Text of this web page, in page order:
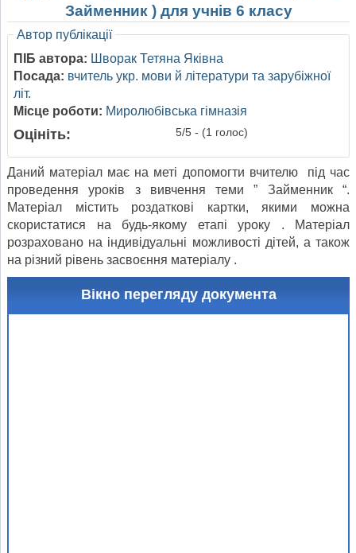
Займенник ) для учнів 6 класу
Автор публікації
ПІБ автора: Шворак Тетяна Яківна
Посада: вчитель укр. мови й літератури та зарубіжної
літ.
Місце роботи: Миролюбівська гімназія
Оцініть: 5/5 - (1 голос)
Даний матеріал має на меті допомогти вчителю під час
проведення уроків з вивчення теми ” Займенник “.
Матеріал містить роздаткові картки, якими можна
скористатися на будь-якому етапі уроку . Матеріал
розраховано на індивідуальні можливості дітей, а також
на різний рівень засвоєння матеріалу .
Вікно перегляду документа